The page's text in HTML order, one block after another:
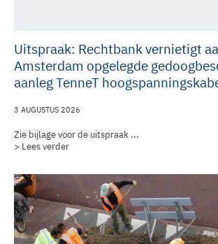
Uitspraak: Rechtbank vernietigt
Amsterdam opgelegde
aanleg TenneT
3 AUGUSTUS 2026
Zie bijlage voor de uitspraak ...
> Lees verder